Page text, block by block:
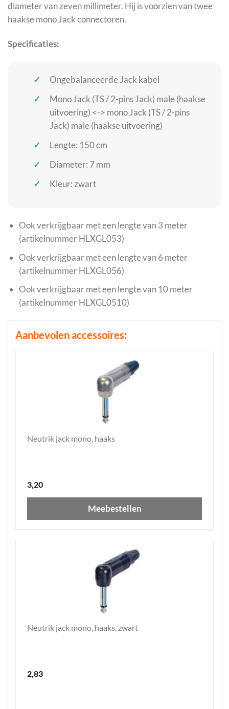
diameter van zeven millimeter. Hij is voorzien van twee
haakse mono Jack connectoren.
Specificaties:
Ongebalanceerde Jack kabel
Mono Jack (TS / 2-pins Jack) male (haakse
uitvoering) <-> mono Jack (TS / 2-pins
Jack) male (haakse uitvoering)
Lengte: 150 cm
Diameter: 7 mm
Kleur: zwart
Ook verkrijgbaar met een lengte van 3 meter
(artikelnummer HLXGL053)
Ook verkrijgbaar met een lengte van 6 meter
(artikelnummer HLXGL056)
Ook verkrijgbaar met een lengte van 10 meter
(artikelnummer HLXGL0510)
Aanbevolen accessoires:
Neutrik jack mono, haaks
3,20
Meebestellen
Neutrik jack mono, haaks, zwart
2,83